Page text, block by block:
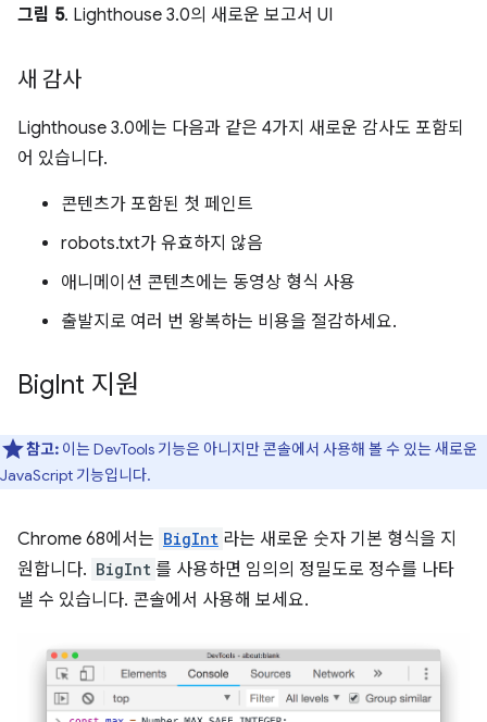
그림 5. Lighthouse 3.0의 새로운 보고서 UI
새 감사
Lighthouse 3.0에는 다음과 같은 4가지 새로운 감사도 포함되
어 있습니다.
콘텐츠가 포함된 첫 페인트
robots.txt가 유효하지 않음
애니메이션 콘텐츠에는 동영상 형식 사용
출발지로 여러 번 왕복하는 비용을 절감하세요.
BigInt 지원
참고: 이는 DevTools 기능은 아니지만 콘솔에서 사용해 볼 수 있는 새로운
JavaScript 기능입니다.
Chrome 68에서는 BigInt 라는 새로운 숫자 기본 형식을 지
원합니다. BigInt 를 사용하면 임의의 정밀도로 정수를 나타
낼 수 있습니다. 콘솔에서 사용해 보세요.